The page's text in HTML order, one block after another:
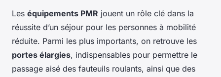
Les équipements PMR jouent un rôle clé dans la
réussite d’un séjour pour les personnes à mobilité
réduite. Parmi les plus importants, on retrouve les
portes élargies, indispensables pour permettre le
passage aisé des fauteuils roulants, ainsi que des